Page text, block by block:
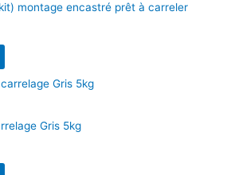
montage encastré prêt à carreler
Gris 5kg